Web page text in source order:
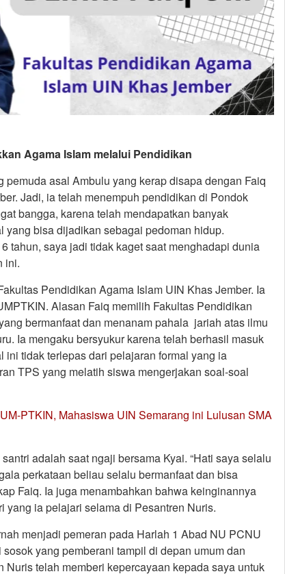
Agama Islam melalui Pendidikan
pemuda asal Ambulu yang kerap disapa dengan Faiq
Jadi, ia telah menempuh pendidikan di Pondok
bangga, karena telah mendapatkan banyak
bisa dijadikan sebagai pedoman hidup.
tahun, saya jadi tidak kaget saat menghadapi dunia
ini.
Pendidikan Agama Islam UIN Khas Jember. Ia
Alasan Faiq memilih Fakultas Pendidikan
bermanfaat dan menanam pahala jariah atas ilmu
Ia mengaku bersyukur karena telah berhasil masuk
tidak terlepas dari pelajaran formal yang ia
TPS yang melatih siswa mengerjakan soal-soal
PTKIN, Mahasiswa UIN Semarang ini Lulusan SMA
adalah saat ngaji bersama Kyai. “Hati saya selalu
perkataan beliau selalu bermanfaat dan bisa
Faiq. Ia juga menambahkan bahwa keinginannya
yang ia pelajari selama di Pesantren Nuris.
menjadi pemeran pada Harlah 1 Abad NU PCNU
yang pemberani tampil di depan umum dan
Nuris telah memberi kepercayaan kepada saya untuk